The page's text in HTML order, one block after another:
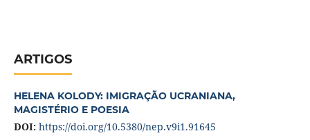
ARTIGOS
HELENA KOLODY: IMIGRAÇÃO UCRANIANA,
MAGISTÉRIO E POESIA
DOI: https://doi.org/10.5380/nep.v9i1.91645